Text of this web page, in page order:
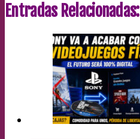
Entradas Relacionadas: